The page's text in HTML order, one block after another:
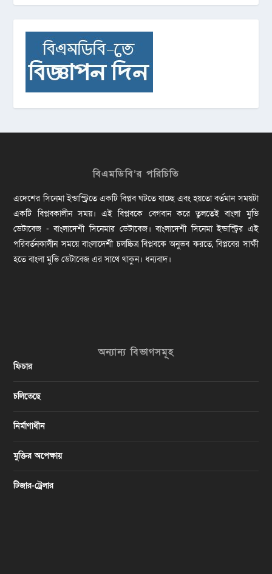
বিএমডিবি’র পরিচিতি
এদেশের সিনেমা ইন্ডাস্ট্রিতে একটি বিপ্লব ঘটতে যাচ্ছে এবং হয়তো বর্তমান সময়টা
একটি বিপ্লবকালীন সময়। এই বিপ্লবকে বেগবান করে তুলতেই বাংলা মুভি
ডেটাবেজ - বাংলাদেশী সিনেমার ডেটাবেজ। বাংলাদেশী সিনেমা ইন্ডাস্ট্রির এই
পরিবর্তনকালীন সময়ে বাংলাদেশী চলচ্চিত্র বিপ্লবকে অনুভব করতে, বিপ্লবের সাক্ষী
হতে বাংলা মুভি ডেটাবেজ এর সাথে থাকুন। ধন্যবাদ।
অন্যান্য বিভাগসমূহ
ফিচার
চলিতেছে
নির্মাণাধীন
মুক্তির অপেক্ষায়
টিজার-ট্রেলার